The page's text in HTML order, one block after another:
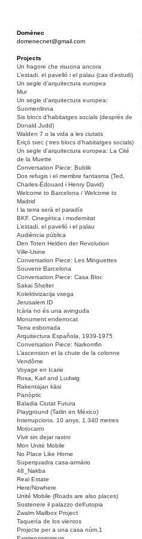
Domènec
domenecnet@gmail.com
Projects
Un fragore che risuona ancora
L’estadi, el pavelló i el palau (cas d’estudi)
Un segle d’arquitectura europea
Mur
Un segle d’arquitectura europea:
Suomenlinna
Sis blocs d’habitatges socials (després de
Donald Judd)
Walden 7 o la vida a les ciutats
Eriçó txec ( tres blocs d’habitatges socials)
Un segle d’arquitectura europea: La Cité
de la Muette
Conversation Piece: Bublik
Dos refugis i el membre fantasma (Ted,
Charles-Édouard i Henry David)
Welcome to Barcelona / Welcome to
Madrid
I la terra serà el paradís
BKF. Cinegètica i modernitat
L’estadi, el pavelló i el palau
Audiència pública
Den Toten Helden der Revolution
Ville-Usine
Conversation Piece: Les Minguettes
Souvenir Barcelona
Conversation Piece: Casa Bloc
Sakai Shelter
Kolektivizacija vsega
Jerusalem ID
Icària no és una avinguda
Monument enderrocat
Terra esborrada
Arquitectura Española, 1939-1975
Conversation Piece: Narkomfin
L’ascension et la chute de la colonne
Vendôme
Voyage en Icarie
Rosa, Karl and Ludwig
Rakentajan käsi
Panòptic
Baladia Ciutat Futura
Playground (Tatlin en México)
Interrupcions. 10 anys, 1.340 metres
Motocarro
Vivir sin dejar rastro
Mon Unité Mobile
No Place Like Home
Superquadra casa-armário
48_Nakba
Real Estate
Here/Nowhere
Unité Mobile (Roads are also places)
Sostenere il palazzo dell’utopia
Zwalm Mailbox Project
Taquería de los vientos
Projecte per a una casa núm.1